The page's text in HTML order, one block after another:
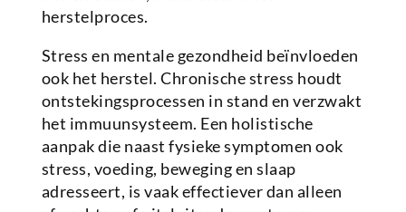
herstelproces.
Stress en mentale gezondheid beïnvloeden
ook het herstel. Chronische stress houdt
ontstekingsprocessen in stand en verzwakt
het immuunsysteem. Een holistische
aanpak die naast fysieke symptomen ook
stress, voeding, beweging en slaap
adresseert, is vaak effectiever dan alleen